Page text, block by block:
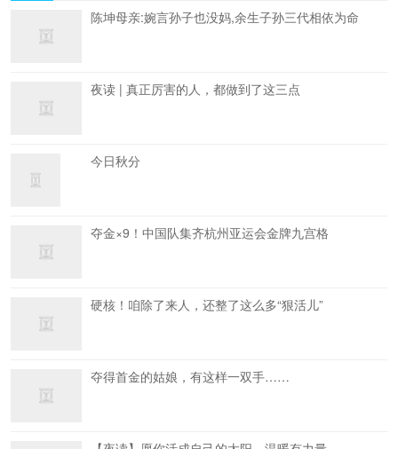
陈坤母亲:婉言孙子也没妈,余生子孙三代相依为命
夜读 | 真正厉害的人，都做到了这三点
今日秋分
夺金×9！中国队集齐杭州亚运会金牌九宫格
硬核！咱除了来人，还整了这么多“狠活儿”
夺得首金的姑娘，有这样一双手……